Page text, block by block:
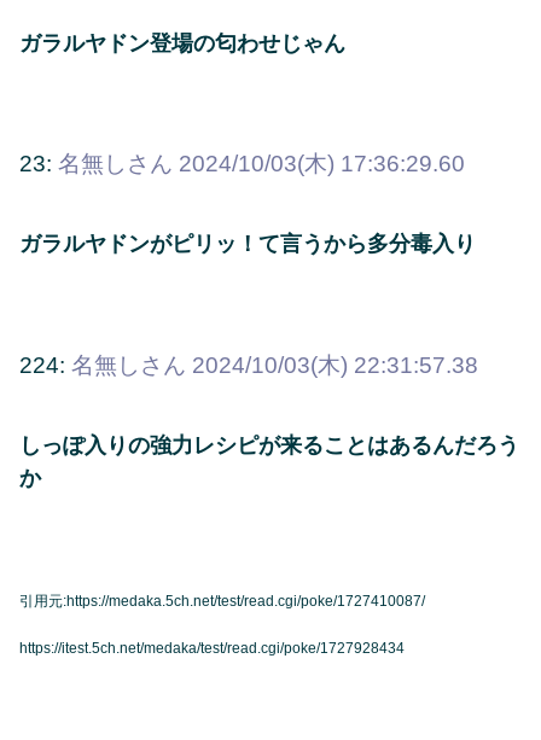
ガラルヤドン登場の匂わせじゃん
23: 名無しさん 2024/10/03(木) 17:36:29.60
ガラルヤドンがピリッ！て言うから多分毒入り
224: 名無しさん 2024/10/03(木) 22:31:57.38
しっぽ入りの強力レシピが来ることはあるんだろう
か
引用元:https://medaka.5ch.net/test/read.cgi/poke/1727410087/
https://itest.5ch.net/medaka/test/read.cgi/poke/1727928434